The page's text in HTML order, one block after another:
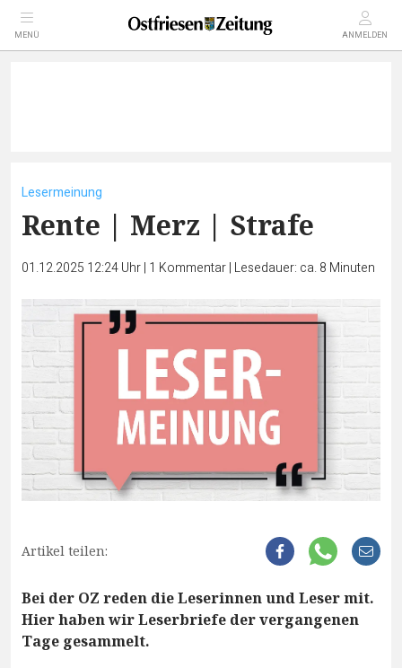
MENÜ ANMELDEN
Lesermeinung
Rente | Merz | Strafe
01.12.2025 12:24 Uhr| 1 Kommentar| Lesedauer: ca. 8 Minuten
Artikel teilen:
Bei der OZ reden die Leserinnen und Leser mit.
Hier haben wir Leserbriefe der vergangenen
Tage gesammelt.